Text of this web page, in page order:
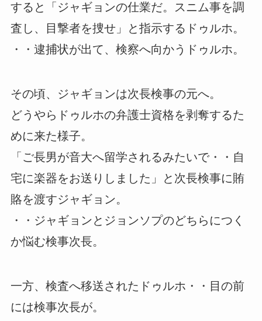
すると「ジャギョンの仕業だ。スニム事を調
査し、目撃者を捜せ」と指示するドゥルホ。
・・逮捕状が出て、検察へ向かうドゥルホ。
その頃、ジャギョンは次長検事の元へ。
どうやらドゥルホの弁護士資格を剥奪するた
めに来た様子。
「ご長男が音大へ留学されるみたいで・・自
宅に楽器をお送りしました」と次長検事に賄
賂を渡すジャギョン。
・・ジャギョンとジョンソプのどちらにつく
か悩む検事次長。
一方、検査へ移送されたドゥルホ・・目の前
には検事次長が。